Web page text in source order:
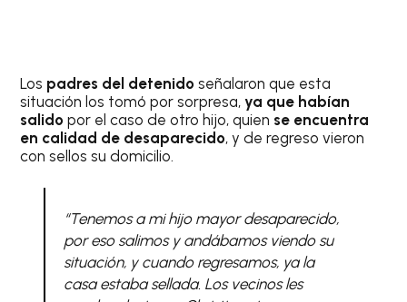
Los padres del detenido señalaron que esta
situación los tomó por sorpresa,ya que habían
salido por el caso de otro hijo, quien se encuentra
en calidad de desaparecido, y de regreso vieron
con sellos su domicilio.
“Tenemos a mi hijo mayor desaparecido,
por eso salimos y andábamos viendo su
situación, y cuando regresamos, ya la
casa estaba sellada. Los vecinos les